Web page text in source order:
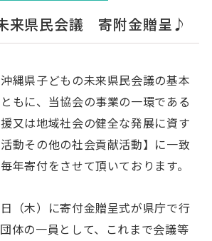
来県民会議 寄附金贈呈♪
縄県子どもの未来県民会議の基本
もに、当協会の事業の一環である
援又は地域社会の健全な発展に資す
動その他の社会貢献活動】に一致
年寄付をさせて頂いております。
（木）に寄付金贈呈式が県庁で行
体の一員として、これまで会議等